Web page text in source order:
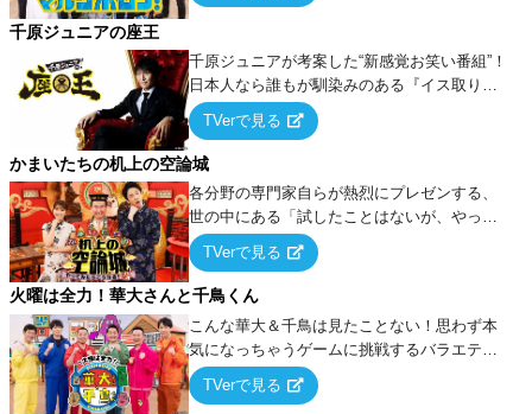
千原ジュニアの座王
千原ジュニアが考案した“新感覚お笑い番組”！
日本人なら誰もが馴染みのある『イス取りゲ
ーム』をベースに、大喜利・ギャグ・モノボ
ケ・歌…など様々なお題で芸人がショートネ
タを競い合う！
TVerで見る
かまいたちの机上の空論城
各分野の専門家自らが熱烈にプレゼンする、
世の中にある「試したことはないが、やって
みたらこうなる！…ハズ」という“机上の空
論”に若手芸人らがカラダを張って挑む！
TVerで見る
火曜は全力！華大さんと千鳥くん
こんな華大＆千鳥は見たことない！思わず本
気になっちゃうゲームに挑戦するバラエティ
ー！
TVerで見る